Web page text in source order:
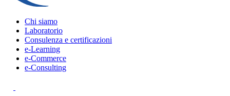
Chi siamo
Laboratorio
Consulenza e certificazioni
e-Learning
e-Commerce
e-Consulting